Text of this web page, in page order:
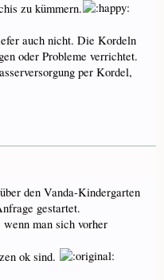
zu kümmern.
auch nicht. Die Kordeln
oder Probleme verrichtet.
per Kordel,
den Vanda-Kindergarten
gestartet.
man sich vorher
ok sind.